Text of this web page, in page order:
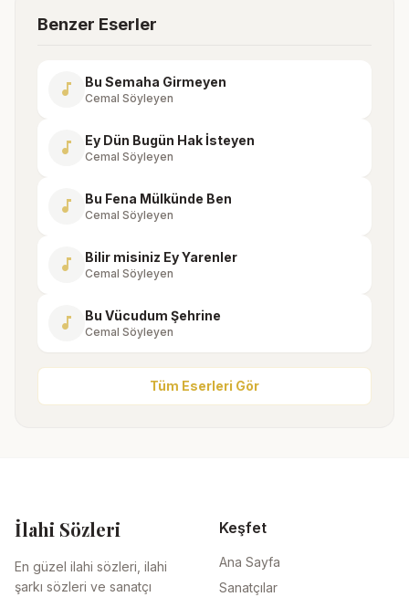
Benzer Eserler
music_note Bu Semaha Girmeyen
Cemal Söyleyen
music_note Ey Dün Bugün Hak İsteyen
Cemal Söyleyen
music_note Bu Fena Mülkünde Ben
Cemal Söyleyen
music_note Bilir misiniz Ey Yarenler
Cemal Söyleyen
music_note Bu Vücudum Şehrine
Cemal Söyleyen
Tüm Eserleri Gör
İlahi Sözleri
En güzel ilahi sözleri, ilahi
şarkı sözleri ve sanatçı
Keşfet
Ana Sayfa
Sanatçılar